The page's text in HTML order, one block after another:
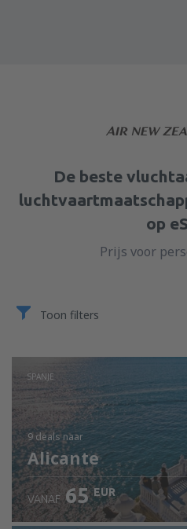
De beste
op
Prijs voor
Toon filters
SPANJE
9 dealsnaar
Alicante
VANAF 65 EUR